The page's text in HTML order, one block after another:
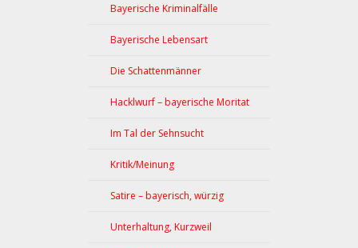
Bayerische Kriminalfälle
Bayerische Lebensart
Die Schattenmänner
Hacklwurf – bayerische Moritat
Im Tal der Sehnsucht
Kritik/Meinung
Satire – bayerisch, würzig
Unterhaltung, Kurzweil